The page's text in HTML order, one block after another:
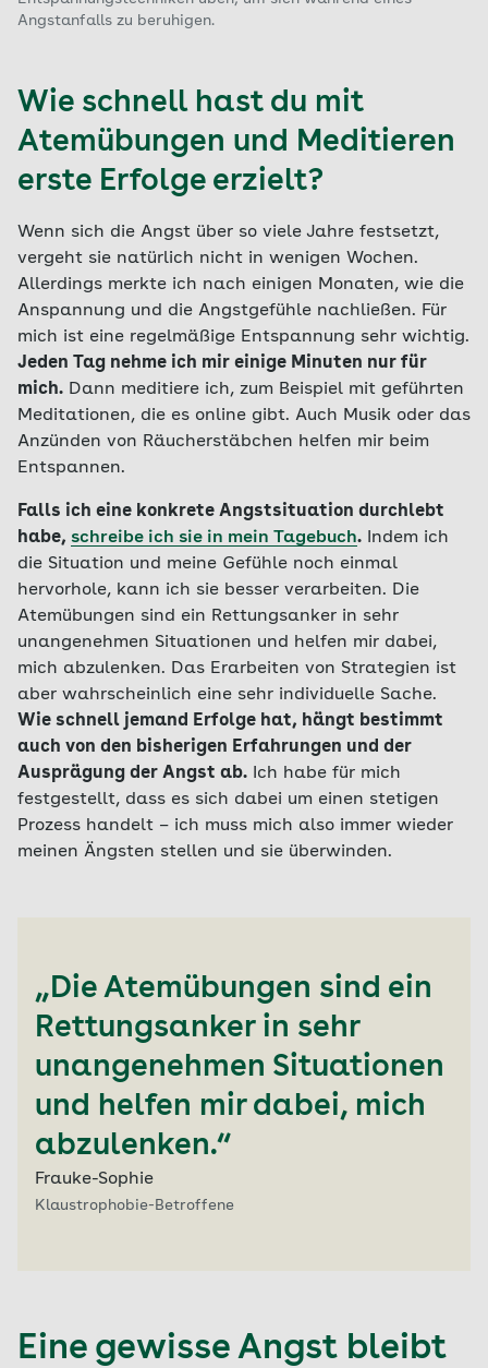
Angstanfalls zu beruhigen.
Wie schnell hast du mit
Atemübungen und Meditieren
erste Erfolge erzielt?
Wenn sich die Angst über so viele Jahre festsetzt,
vergeht sie natürlich nicht in wenigen Wochen.
Allerdings merkte ich nach einigen Monaten, wie die
Anspannung und die Angstgefühle nachließen. Für
mich ist eine regelmäßige Entspannung sehr wichtig.
Jeden Tag nehme ich mir einige Minuten nur für
mich. Dann meditiere ich, zum Beispiel mit geführten
Meditationen, die es online gibt. Auch Musik oder das
Anzünden von Räucherstäbchen helfen mir beim
Entspannen.
Falls ich eine konkrete Angstsituation durchlebt
habe, schreibe ich sie in mein Tagebuch. Indem ich
die Situation und meine Gefühle noch einmal
hervorhole, kann ich sie besser verarbeiten. Die
Atemübungen sind ein Rettungsanker in sehr
unangenehmen Situationen und helfen mir dabei,
mich abzulenken. Das Erarbeiten von Strategien ist
aber wahrscheinlich eine sehr individuelle Sache.
Wie schnell jemand Erfolge hat, hängt bestimmt
auch von den bisherigen Erfahrungen und der
Ausprägung der Angst ab. Ich habe für mich
festgestellt, dass es sich dabei um einen stetigen
Prozess handelt – ich muss mich also immer wieder
meinen Ängsten stellen und sie überwinden.
„Die Atemübungen sind ein
Rettungsanker in sehr
unangenehmen Situationen
und helfen mir dabei, mich
abzulenken.“
Frauke-Sophie
Klaustrophobie-Betroffene
Eine gewisse Angst bleibt